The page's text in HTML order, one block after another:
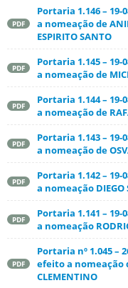
PDF
Portaria 1.146 – 19-
a nomeação de
ESPIRITO SANTO
PDF
Portaria 1.145 – 19-
a nomeação de
PDF
Portaria 1.144 – 19-
a nomeação de
PDF
Portaria 1.143 – 19-
a nomeação de
PDF
Portaria 1.142 – 19-
a nomeação DIEGO
PDF
Portaria 1.141 – 19-
a nomeação
PDF
Portaria nº 1.045 –
efeito a nomeação
CLEMENTINO